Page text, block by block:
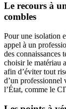
Le recours à
combles
Pour une isolation
appel à un
des connaissances
choisir le matériau
afin d’éviter tout
d’un professionnel
l’État, comme le